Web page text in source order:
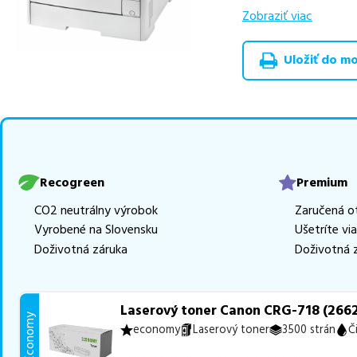
výhodnejšie
RECOGREENv
Celá táto
produkty, aby
môžete sa na nás
najlepšie riešenie.
Zobraziť viac
Uložiť do
Recogreen
CO2 neutrálny výrobok
Vyrobené na Slovensku
Doživotná záruka
Premium
Zaručená
Ušetríte
Doživotná
Economy
Laserový toner Canon CRG-718
economy Laserový toner 3500 strán